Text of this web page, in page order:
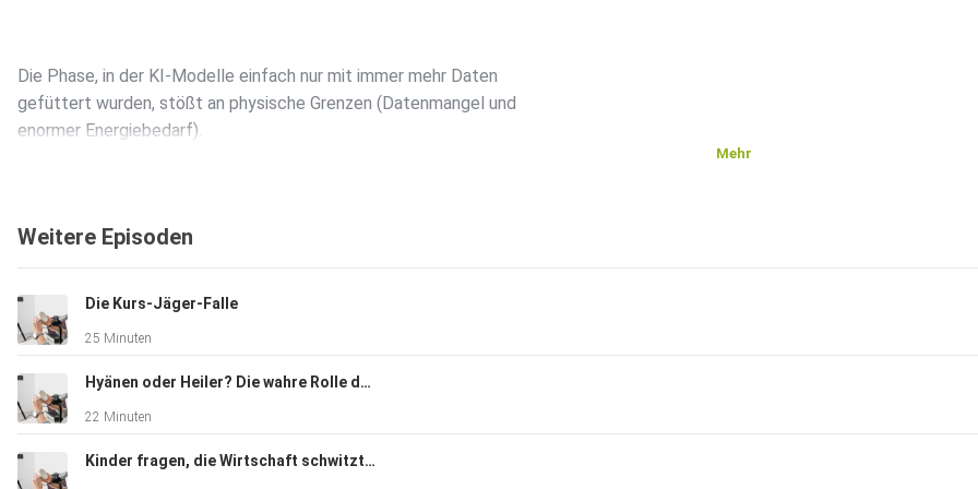
Die Phase, in der KI-Modelle einfach nur mit immer mehr Daten
gefüttert wurden, stößt an physische Grenzen (Datenmangel und
enormer Energiebedarf).
Advanced Reasoning (Logisches Denken): Modelle
der Antwort in logischen Schritten nach, was die Fehlerquote
bei Mathematik, Programmierung und komplexen Analysen drastisch
senkt.
Cloud-Modelle setzen sich hocheffiziente, kleinere
Mehr
Weitere Episoden
Die Kurs-Jäger-Falle
25 Minuten
Hyänen oder Heiler? Die wahre Rolle der Hedgefonds
22 Minuten
Kinder fragen, die Wirtschaft schwitzt: „The Big Short“ im Realitätscheck